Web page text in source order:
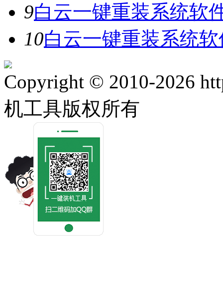
9白云一键重装系统软
10白云一键重装系统
Copyright © 2010-2026
机工具版权所有